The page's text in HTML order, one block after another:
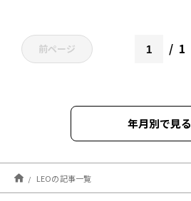
前ページ 1
年月別で見る
2025年08月
2024年08月
LEOの記事一覧